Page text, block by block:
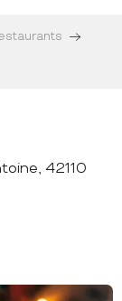
42110